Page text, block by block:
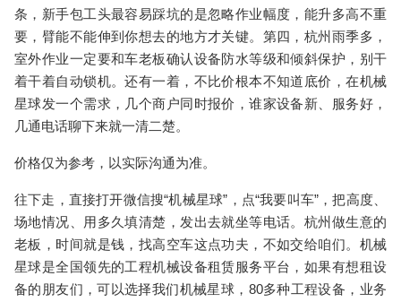
条，新手包工头最容易踩坑的是忽略作业幅度，能升多高不重
要，臂能不能伸到你想去的地方才关键。第四，杭州雨季多，
室外作业一定要和车老板确认设备防水等级和倾斜保护，别干
着干着自动锁机。还有一着， 不比价根本不知道底价 ，在机械
星球发一个需求，几个商户同时报价，谁家设备新、服务好，
几通电话聊下来就一清二楚。
价格仅为参考，以实际沟通为准。
往下走，直接打开微信搜“机械星球”，点“我要叫车”，把高度、
场地情况、用多久填清楚，发出去就坐等电话。杭州做生意的
老板，时间就是钱，找高空车这点功夫，不如交给咱们。机械
星球是全国领先的工程机械设备租赁服务平台，如果有想租设
备的朋友们，可以选择我们机械星球，80多种工程设备，业务